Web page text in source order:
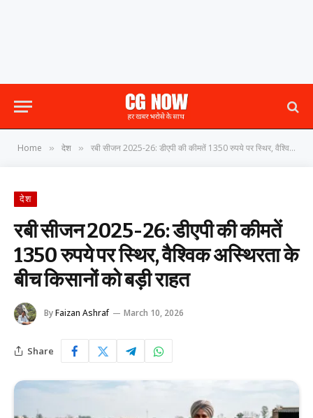
Home » देश » रबी सीजन 2025-26: डीएपी की कीमतें 1350 रुपये पर स्थिर, वैश्विक अस्थिरता के बीच किसानों को बड़ी राहत
देश
रबी सीजन 2025-26: डीएपी की कीमतें
1350 रुपये पर स्थिर, वैश्विक अस्थिरता के
बीच किसानों को बड़ी राहत
ByFaizan Ashraf March 10, 2026
Share